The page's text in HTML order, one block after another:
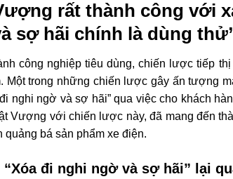
rất thành công với
sợ hãi chính là dùng
công nghiệp tiêu dùng, chiến lược tiếp
Một trong những chiến lược gây ấn tượng
nghi ngờ và sợ hãi” qua việc cho khách
Vượng với chiến lược này, đã mang đến
quảng bá sản phẩm xe điện.
“Xóa đi nghi ngờ và sợ hãi” lại